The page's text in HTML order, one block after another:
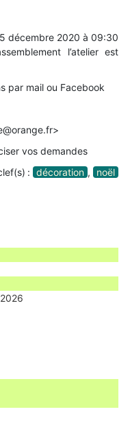
décembre 2020 à 09:30
l’atelier est
par mail ou Facebook
vos demandes
: décoration ,
noël